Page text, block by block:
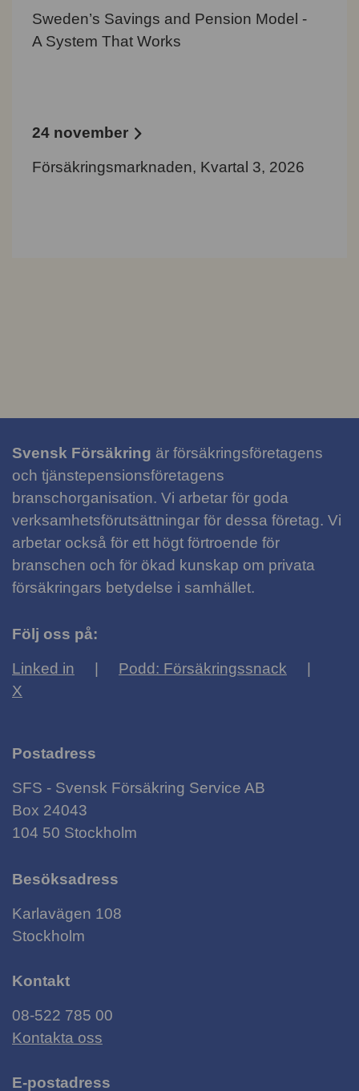
Sweden’s Savings and Pension Model -
A System That Works
24 november
Försäkringsmarknaden, Kvartal 3, 2026
Svensk Försäkring är försäkringsföretagens
och tjänstepensionsföretagens
branschorganisation. Vi arbetar för goda
verksamhetsförutsättningar för dessa företag. Vi
arbetar också för ett högt förtroende för
branschen och för ökad kunskap om privata
försäkringars betydelse i samhället.
Följ oss på:
Linked in
Podd: Försäkringssnack
X
Postadress
SFS - Svensk Försäkring Service AB
Box 24043
104 50 Stockholm
Besöksadress
Karlavägen 108
Stockholm
Kontakt
08-522 785 00
Kontakta oss
E-postadress